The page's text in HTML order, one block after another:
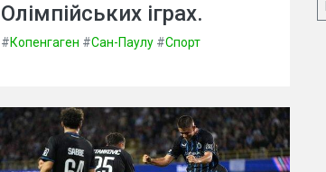
Олімпійських іграх.
#Копенгаген #Сан-Паулу #Спорт